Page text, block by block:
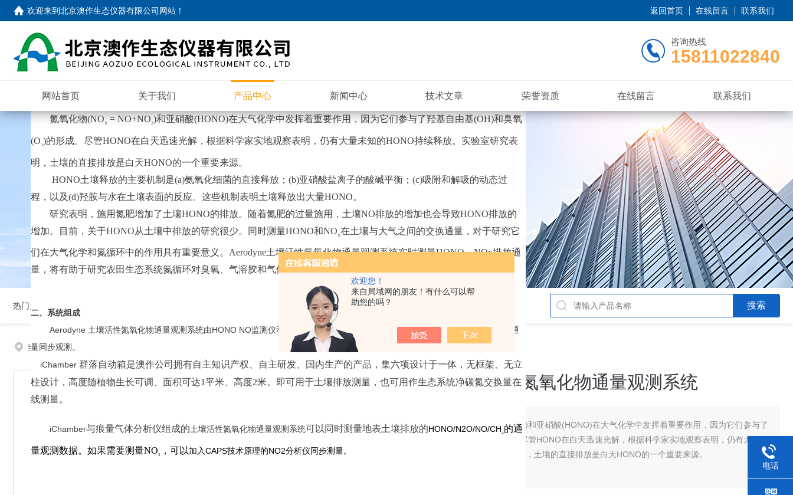
欢迎您！
来自局域网的朋友！有什么可以帮
助您的吗？
欢迎来到北京澳作生态仪器有限公司网站 ！ 返回首页 在线留言 联系我们
咨询热线
15811022840
网站首页 关于我们 产品中心 新闻中心 技术文章 荣誉资质 在线留言 联系我们
热门关键词： 北京澳作生态仪器有限公司是致力于土壤监测、植物生理生态监测、环境、气象监测、地下水监测、节水灌溉等仪器的销售和系统集成的专业公司
当前位置：首页 > Aerodyne土壤活性氮氧化物通量观测系统
Aerodyne土壤活性氮氧化物通量观测系统
简要描述：氮氧化物(NOX = NO+NO2)和亚硝酸(HONO)在大气化学中发挥着重要作用，因为它们参与了
羟基自由基(OH)和臭氧(O3)的形成。尽管HONO在白天迅速光解，根据科学家实地观察表明，仍有大量未
知的HONO持续释放。实验室研究表明，土壤的直接排放是白天HONO的一个重要来源。
一、观测应用
氮氧化物(NOX= NO+NO2)和亚硝酸(HONO)在大气化学中发挥着重要作用，因为它们参与了羟基自由基(OH)和臭氧
(O3)的形成。 尽管HONO在白天迅速光解， 根据科学家实地观察表明，仍有大量未知的HONO持续释放。实验室研究表
明，土壤的直接排放是白天HONO的一个重要来源。
HONO土壤释放的主要机制 是(a)氨氧化细菌的直接释放 ； (b)亚硝酸盐离子的酸碱平衡 ； (c)吸附和解吸的动态过
程 ， 以 及(d)羟胺与水在土壤表面的反应。 这些机制表明土壤释放出大量HONO。
研究表明，施用氮肥增加了土壤HONO的排放。随着氮肥的过量施用，土壤NO排放的增加也会导致HONO排放的
增加。目前， 关于HONO从土壤中排放的研究很少。同时测量HONO和NOX在土壤与大气之间的交换通量，对于研究它
们在大气化学和氮循环中的作用具有重要意义 。 Aerodyne土壤活性氮氧化物通量观测系统实时测量HONO、NOx排放通
量， 将有助于研究农田生态系统氮循环对臭氧、气溶胶和气候的影响。
二、 系统组成
Aerodyne 土壤活性氮氧化物通量观测 系统由HONO NO监测仪和 升降自动 箱iChamber 组成，实现在线、 HONO通量和
通
量同步观测。
iChamber 群落自动箱是澳作公司拥有自主知识产权 自主研发、国内生产的产品， 集六项设计于一体，无框架、无立
柱设计，高度随植物生长可调、面积可达1平米、高度2米。即可用于土壤排放测量 ，也可用作生态系统净碳氮交换量在
线测量。
iChamber与痕量气体分析仪组成的土壤活性氮氧化物通量观测 系统可以同时测量地表土壤排放的HONO/N2O/NO/CH4的通
量观测数据。 如果需要测量NO2 ， 可以加入CAPS技术原理的NO2分析仪同步测量。
电话